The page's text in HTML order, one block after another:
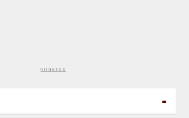
hirdetés
-